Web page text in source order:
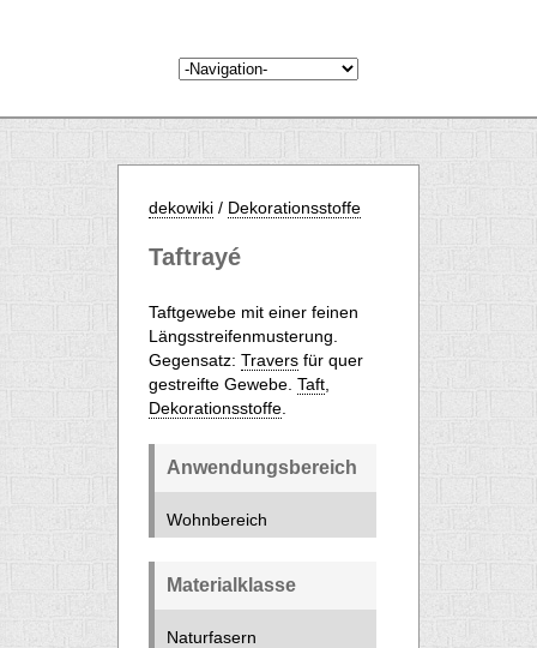
dekowiki / Dekorationsstoffe
Taftrayé
Taftgewebe mit einer feinen
Längsstreifenmusterung.
Gegensatz: Travers für quer
gestreifte Gewebe. Taft
Dekorationsstoffe
Anwendungsbereich
Wohnbereich
Materialklasse
Naturfasern